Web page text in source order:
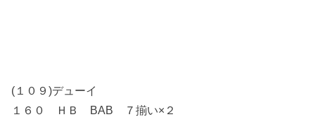
(１０９)デューイ
１６０ ＨＢ BAB ７揃い×２